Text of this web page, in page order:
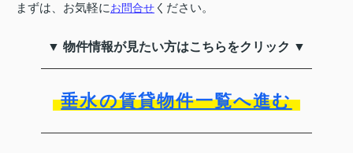
まずは、お気軽にお問合せ ください。
▼ 物件情報が見たい方はこちらをクリック ▼
垂水の賃貸物件一覧へ進む